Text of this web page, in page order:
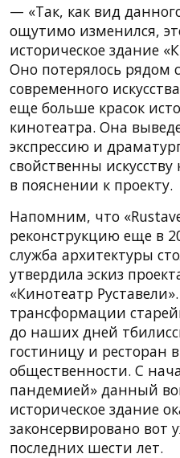
— «Так, как вид
ощутимо изменился,
историческое здание
Оно потерялось рядом
современного
еще больше красок
кинотеатра. Она
экспрессию и
свойственны
в пояснении к проекту.
Напомним, что
реконструкцию еще в
служба архитектуры
утвердила эскиз
«Кинотеатр
трансформации
до наших дней
гостиницу и ресторан
общественности. С
пандемией» данный
историческое здание
законсервировано вот
последних шести лет.